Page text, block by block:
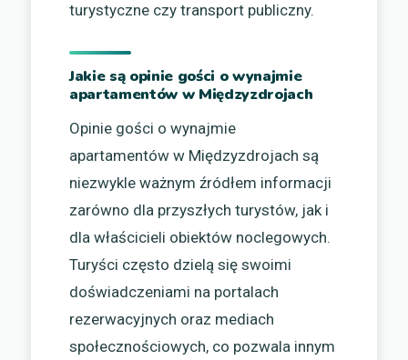
turystyczne czy transport publiczny.
Jakie są opinie gości o wynajmie
apartamentów w Międzyzdrojach
Opinie gości o wynajmie
apartamentów w Międzyzdrojach są
niezwykle ważnym źródłem informacji
zarówno dla przyszłych turystów, jak i
dla właścicieli obiektów noclegowych.
Turyści często dzielą się swoimi
doświadczeniami na portalach
rezerwacyjnych oraz mediach
społecznościowych, co pozwala innym